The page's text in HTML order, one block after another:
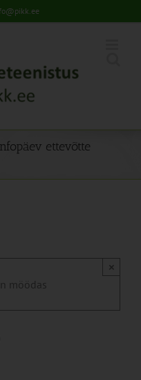
ettevõtte
möödas
×